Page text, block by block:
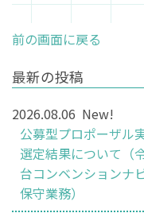
前の画面に戻る
最新の投稿
2026.08.06 New!
公募型プロポーザル
選定結果について（
台コンベンションナ
保守業務）